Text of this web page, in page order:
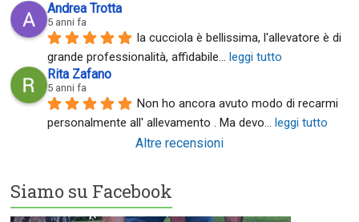
Andrea Trotta
5 anni fa
la cucciola è bellissima, l'allevatore è di
grande professionalità, affidabile... leggi tutto
Rita Zafano
5 anni fa
Non ho ancora avuto modo di recarmi
personalmente all' allevamento . Ma devo... leggi tutto
Altre recensioni
Siamo su Facebook